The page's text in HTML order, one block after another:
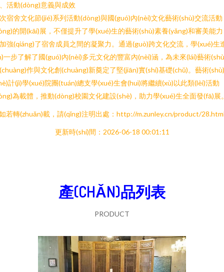
活動(dòng)意義與成效
宿舍文化節(jié)系列活動(dòng)與國(guó)內(nèi)文化藝術(shù)交流活動
的開(kāi)展，不僅提升了學(xué)生的藝術(shù)素養(yǎng)和審美能
強(qiáng)了宿舍成員之間的凝聚力。通過(guò)跨文化交流，學(xué)生
一步了解了國(guó)內(nèi)多元文化的豐富內(nèi)涵，為未來(lái)藝術
作與文化創(chuàng)新奠定了堅(jiān)實(shí)基礎(chǔ)。藝術
計(jì)學(xué)院團(tuán)總支學(xué)生會(huì)將繼續(xù)以此類(lèi)活動
為載體，推動(dòng)校園文化建設(shè)，助力學(xué)生全面發(fā)展
若轉(zhuǎn)載，請(qǐng)注明出處：http://m.zunley.cn/product/
更新時(shí)間：2026-06-18 00:01:11
產(CHǍN)品列表
PRODUCT